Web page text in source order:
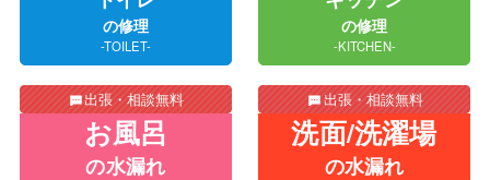
の修理
-TOILET-
出張・相談無料
の修理
-KITCHEN-
出張・相談無料
お風呂
の水漏れ
洗面/洗濯場
の水漏れ